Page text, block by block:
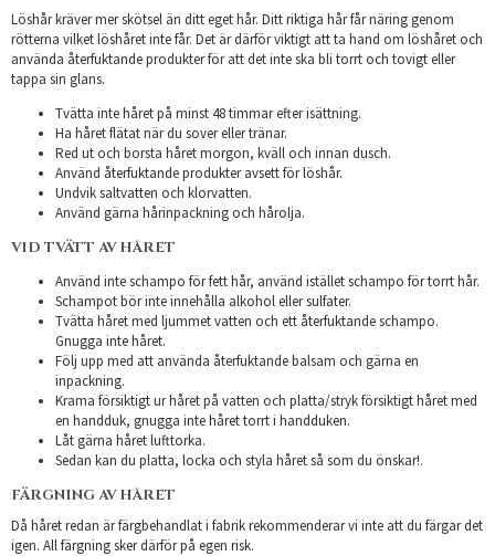
Löshår kräver mer skötsel än ditt eget hår. Ditt riktiga hår får näring genom
rötterna vilket löshåret inte får. Det är därför viktigt att ta hand om löshåret och
använda återfuktande produkter för att det inte ska bli torrt och tovigt eller
tappa sin glans.
Tvätta inte håret på minst 48 timmar efter isättning.
Ha håret flätat när du sover eller tränar.
Red ut och borsta håret morgon, kväll och innan dusch.
Använd återfuktande produkter avsett för löshår.
Undvik saltvatten och klorvatten.
Använd gärna hårinpackning och hårolja.
VID TVÄTT AV HÅRET
Använd inte schampo för fett hår, använd istället schampo för torrt hår.
Schampot bör inte innehålla alkohol eller sulfater.
Tvätta håret med ljummet vatten och ett återfuktande schampo.
Gnugga inte håret.
Följ upp med att använda återfuktande balsam och gärna en
inpackning.
Krama försiktigt ur håret på vatten och platta/stryk försiktigt håret med
en handduk, gnugga inte håret torrt i handduken.
Låt gärna håret lufttorka.
Sedan kan du platta, locka och styla håret så som du önskar!.
FÄRGNING AV HÅRET
Då håret redan är färgbehandlat i fabrik rekommenderar vi inte att du färgar det
igen. All färgning sker därför på egen risk.